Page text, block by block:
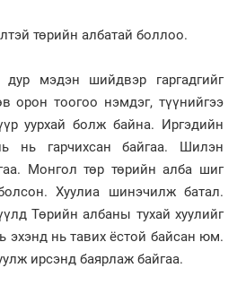
төрийн албатай боллоо.
мэдэн шийдвэр гаргадгийг
орон тоогоо нэмдэг, түүнийгээ
уурхай болж байна. Иргэдийн
нь гарчихсан байгаа. Шилэн
Монгол төр төрийн алба шиг
Хуулиа шинэчилж батал.
Төрийн албаны тухай хуулийг
эхэнд нь тавих ёстой байсан юм.
ирсэнд баярлаж байгаа.